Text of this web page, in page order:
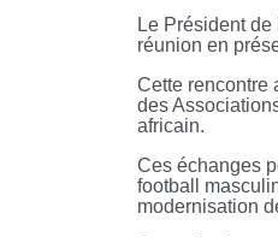
Le Président
réunion en
Cette rencontre
des
africain.
Ces échanges
football
modernisation